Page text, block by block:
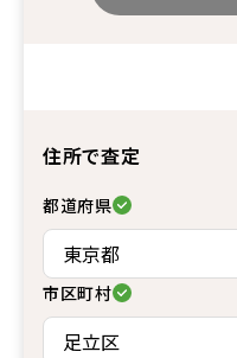
住所で査定
都道府県
市区町村